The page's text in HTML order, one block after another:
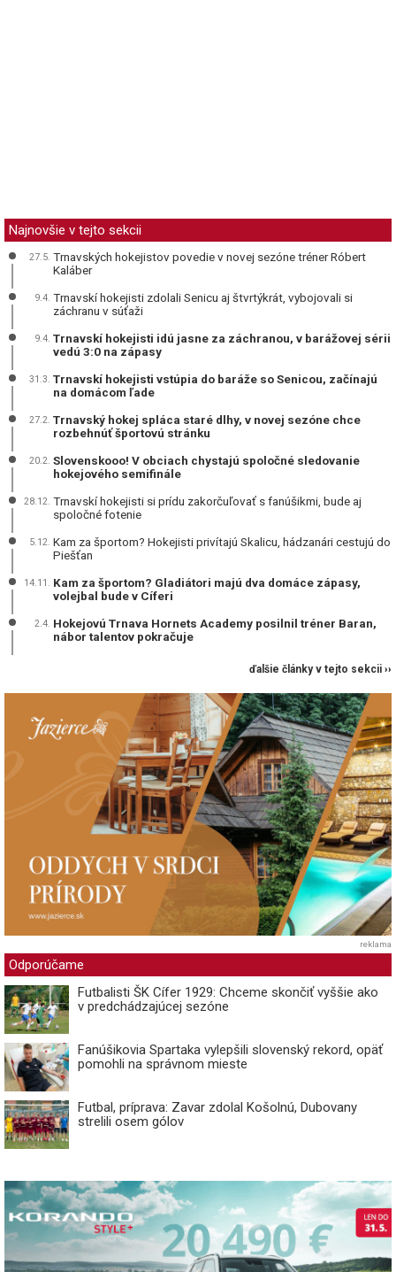
Najnovšie v tejto sekcii
27.5. Trnavských hokejistov povedie v novej sezóne tréner Róbert
Kaláber
9.4. Trnavskí hokejisti zdolali Senicu aj štvrtýkrát, vybojovali si
záchranu v súťaži
9.4. Trnavskí hokejisti idú jasne za záchranou, v barážovej sérii
vedú 3:0 na zápasy
31.3. Trnavskí hokejisti vstúpia do baráže so Senicou, začínajú
na domácom ľade
27.2. Trnavský hokej spláca staré dlhy, v novej sezóne chce
rozbehnúť športovú stránku
20.2. Slovenskooo! V obciach chystajú spoločné sledovanie
hokejového semifinále
28.12. Trnavskí hokejisti si prídu zakorčuľovať s fanúšikmi, bude aj
spoločné fotenie
5.12. Kam za športom? Hokejisti privítajú Skalicu, hádzanári cestujú do
Piešťan
14.11. Kam za športom? Gladiátori majú dva domáce zápasy,
volejbal bude v Cíferi
2.4. Hokejovú Trnava Hornets Academy posilnil tréner Baran,
nábor talentov pokračuje
ďalšie články v tejto sekcii ››
reklama
Odporúčame
Futbalisti ŠK Cífer 1929: Chceme skončiť vyššie ako
v predchádzajúcej sezóne
Fanúšikovia Spartaka vylepšili slovenský rekord, opäť
pomohli na správnom mieste
Futbal, príprava: Zavar zdolal Košolnú, Dubovany
strelili osem gólov